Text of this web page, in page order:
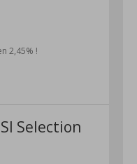
2,45% !
Selection